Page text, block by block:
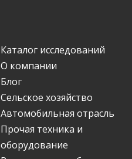
Каталог исследований
О компании
Блог
Сельское хозяйство
Автомобильная отрасль
Прочая техника и
оборудование